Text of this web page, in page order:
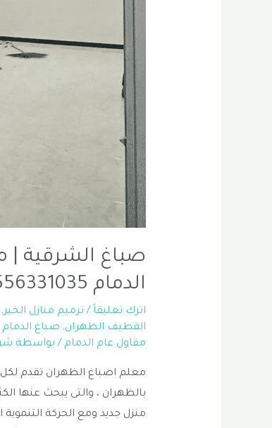
صباغ الشرقية |
الدمام 0556331035
اترك تعليقاً / ترميم منازل الخبر,
القطيف الظهران, صباغ الدمام
مقاول عام الدمام / بواسطة
معلم اصباغ الظهران تقدم
بالظهران ، والتى يبحث عنها
منزل جديد ومع الحركة التنموية